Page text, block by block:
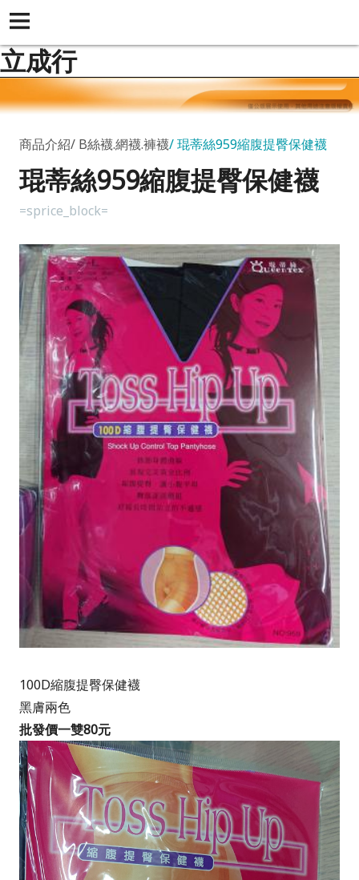
立成行
商品介紹 B絲襪.網襪.褲襪 琨蒂絲959縮腹提臀保健襪
琨蒂絲959縮腹提臀保健襪
=sprice_block=
100D縮腹提臀保健襪
黑膚兩色
批發價一雙80元